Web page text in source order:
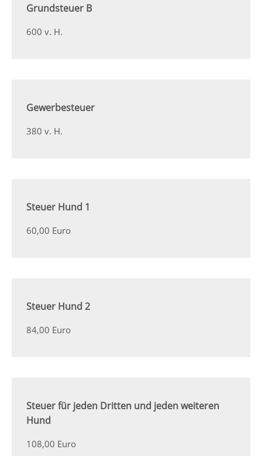
Grundsteuer B
600 v. H.
Gewerbesteuer
380 v. H.
Steuer Hund 1
60,00 Euro
Steuer Hund 2
84,00 Euro
Steuer für jeden Dritten und jeden weiteren
Hund
108,00 Euro